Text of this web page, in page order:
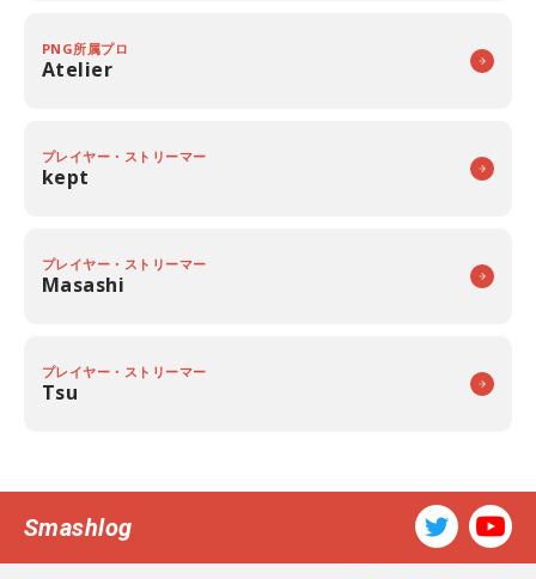
PNG所属プロ
Atelier
プレイヤー・ストリーマー
kept
プレイヤー・ストリーマー
Masashi
プレイヤー・ストリーマー
Tsu
Smashlog